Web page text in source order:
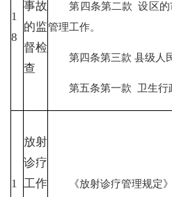
1
8
事故
的监
督检
查
第四条第二款 设区的市
管理工作。
第四条第三款 县级人民
第五条第一款 卫生行政
1
放射
诊疗
工作 《放射诊疗管理规定》